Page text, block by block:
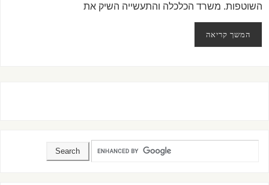
השוטפות. משרד הכלכלה והתעשייה השיק את
המשך קריאה